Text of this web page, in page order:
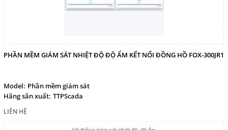
PHẦN MỀM GIÁM SÁT NHIỆT ĐỘ ĐỘ ẨM KẾT NỐI ĐỒNG HỒ FOX-300JR1
Model: Phần mềm giám sát
Hãng sãn xuất: TTPScada
LIÊN HỆ